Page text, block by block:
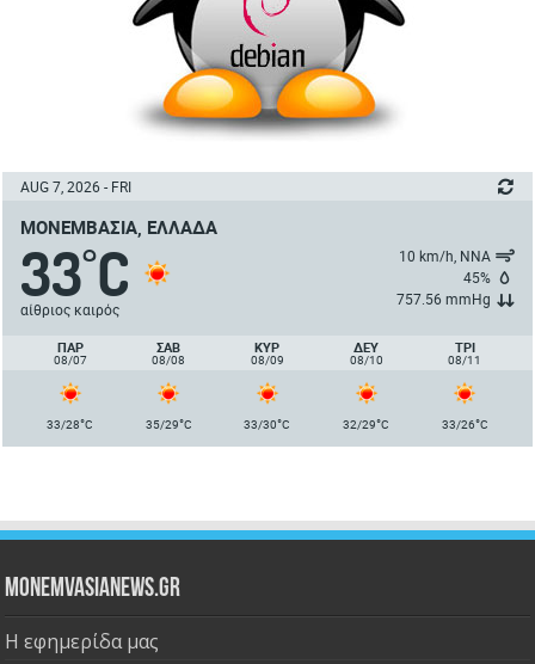
AUG 7, 2026 - FRI
ΜΟΝΕΜΒΑΣΙΆ, ΕΛΛΆΔΑ
33°C
αίθριος καιρός
10 km/h, ΝΝΑ
45%
757.56 mmHg
ΠΑΡ
08/07
ΣΑΒ
08/08
ΚΥΡ
08/09
ΔΕΥ
08/10
ΤΡΙ
08/11
33/28°C 35/29°C 33/30°C 32/29°C 33/26°C
Monemvasianews.gr
Η εφημερίδα μας